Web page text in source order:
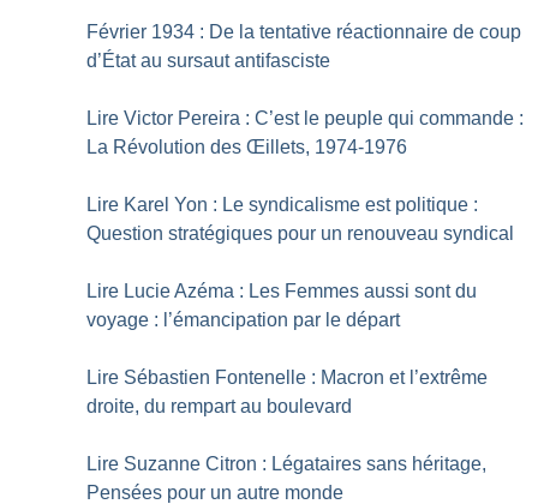
Février 1934 : De la tentative réactionnaire de coup
d’État au sursaut antifasciste
Lire Victor Pereira : C’est le peuple qui commande :
La Révolution des Œillets, 1974-1976
Lire Karel Yon : Le syndicalisme est politique :
Question stratégiques pour un renouveau syndical
Lire Lucie Azéma : Les Femmes aussi sont du
voyage : l’émancipation par le départ
Lire Sébastien Fontenelle : Macron et l’extrême
droite, du rempart au boulevard
Lire Suzanne Citron : Légataires sans héritage,
Pensées pour un autre monde